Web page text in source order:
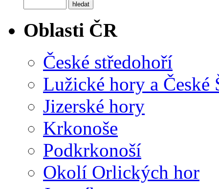
Oblasti ČR
České středohoří
Lužické hory a České
Jizerské hory
Krkonoše
Podkrkonoší
Okolí Orlických hor